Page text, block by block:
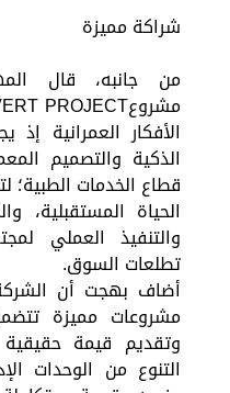
شراكة مميزة
من جانبه، قال
الأفكار العمرانية إذ
الذكية والتصميم
قطاع الخدمات الطبية؛
الحياة المستقبلية،
والتنفيذ العملي
تطلعات السوق.
أضاف بهجت أن
مشروعات مميزة
وتقديم قيمة
التنوع من الوحدات